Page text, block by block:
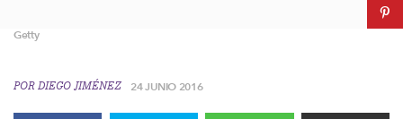
Getty
POR DIEGO JIMÉNEZ 24 JUNIO 2016